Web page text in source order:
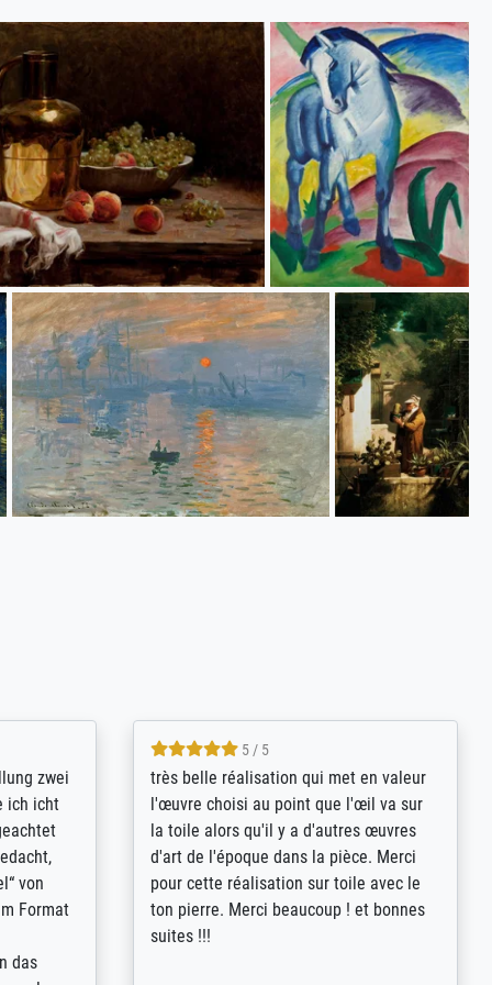
to
the best
by the
and
in that
5 / 5
eine große Auswahl an Bildern und
deren Reproduktionsmöglichkeiten;
wurde sehr gut durch die einzelnen
Bestellkriterien geführt, verständliche
Erklärungen, z.B. mit Bilddarstellungen,
werde auf jeden Fall meine guten
Erfahrungen weitergeben.